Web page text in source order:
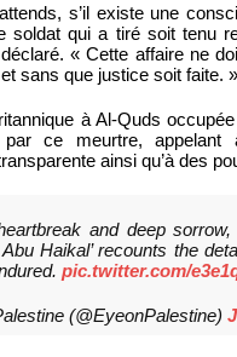
s’il existe une
soldat qui a tiré soit tenu
« Cette affaire ne
sans que justice soit faite. »
à Al-Quds
ce meurtre, appelant
ainsi qu’à des
and deep
Abu Haikal’ recounts the
pic.twitter.com/
(@EyeonPalestine)